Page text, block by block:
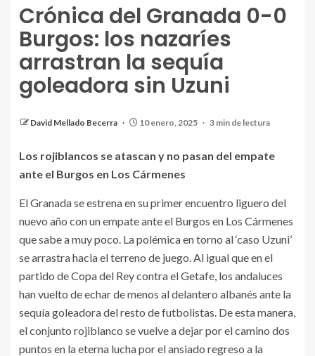
Crónica del Granada 0-0
Burgos: los nazaríes
arrastran la sequía
goleadora sin Uzuni
David Mellado Becerra 10 enero, 2025 3 min de lectura
Boyé controla un balón en el partido de hoy contra el
Los rojiblancos se atascan y no pasan del empate
ante el Burgos en Los Cármenes
El Granada se estrena en su primer encuentro liguero del
nuevo año con un empate ante el Burgos en Los Cármenes
que sabe a muy poco. La polémica en torno al ‘caso Uzuni’
se arrastra hacia el terreno de juego. Al igual que en el
partido de Copa del Rey contra el Getafe, los andaluces
han vuelto de echar de menos al delantero albanés ante la
sequía goleadora del resto de futbolistas. De esta manera,
el conjunto rojiblanco se vuelve a dejar por el camino dos
puntos en la eterna lucha por el ansiado regreso a la